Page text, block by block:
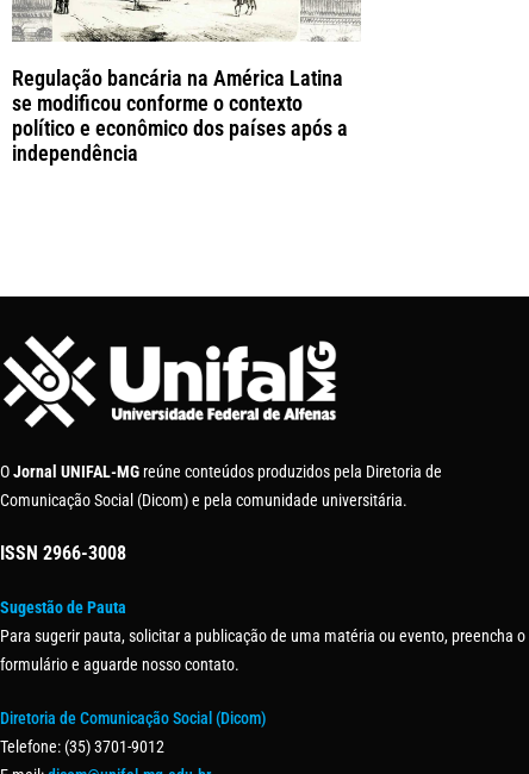
Regulação bancária na América Latina
se modificou conforme o contexto
político e econômico dos países após a
independência
OJornal UNIFAL-MG reúne conteúdos produzidos pela Diretoria de
Comunicação Social (Dicom) e pela comunidade universitária.
ISSN 2966-3008
Sugestão de Pauta
Para sugerir pauta, solicitar a publicação de uma matéria ou evento, preencha o
formulário e aguarde nosso contato.
Diretoria de Comunicação Social (Dicom)
Telefone: (35) 3701-9012